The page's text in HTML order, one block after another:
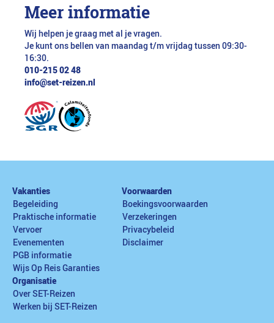
Meer informatie
Wij helpen je graag met al je vragen.
Je kunt ons bellen van maandag t/m vrijdag tussen 09:30-
16:30.
010-215 02 48
info@set-reizen.nl
Vakanties
Begeleiding
Praktische informatie
Vervoer
Evenementen
PGB informatie
Wijs Op Reis Garanties
Voorwaarden
Boekingsvoorwaarden
Verzekeringen
Privacybeleid
Disclaimer
Organisatie
Over SET-Reizen
Werken bij SET-Reizen